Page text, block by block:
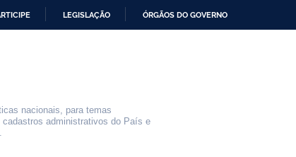
LEGISLAÇÃO ÓRGÃOS DO GOVERNO
nacionais, para temas
administrativos do País e